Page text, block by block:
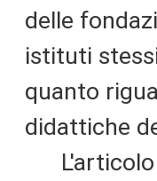
delle
istituti
quanto
didattiche
L'articolo